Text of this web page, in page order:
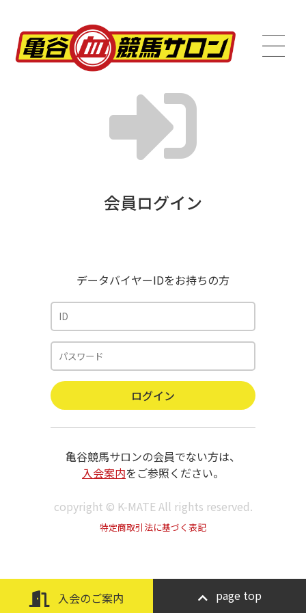
会員ログイン
データバイヤーIDをお持ちの方
亀谷競馬サロンの会員でない方は、
入会案内をご参照ください。
copyright © K-MATE All rights reserved.
特定商取引法に基づく表記
入会のご案内 page top